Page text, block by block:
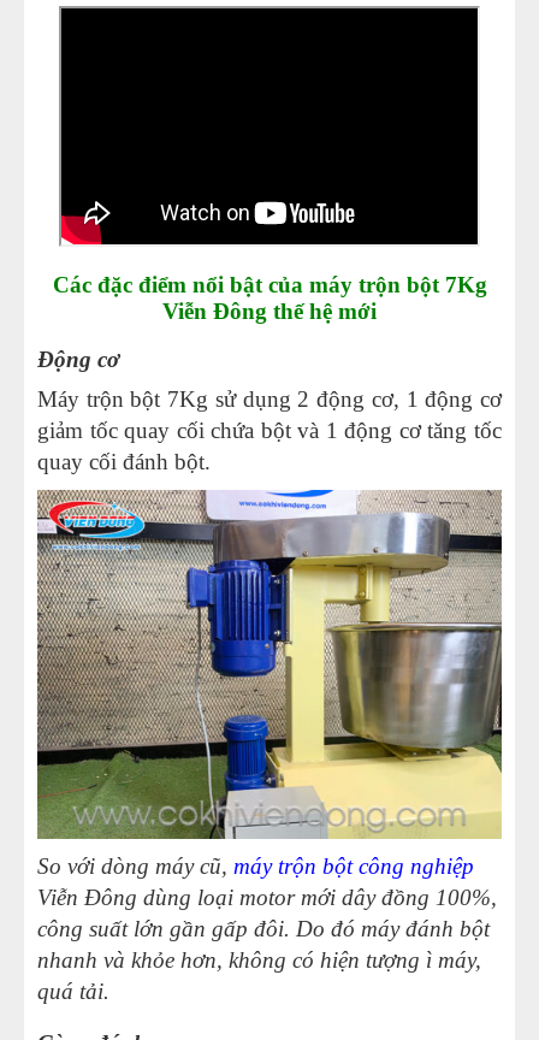
Các đặc điểm nổi bật của máy trộn bột 7Kg
Viễn Đông thế hệ mới
Động cơ
Máy trộn bột 7Kg sử dụng 2 động cơ, 1 động cơ
giảm tốc quay cối chứa bột và 1 động cơ tăng tốc
quay cối đánh bột.
So với dòng máy cũ, máy trộn bột công nghiệp
Viễn Đông dùng loại motor mới dây đồng 100%,
công suất lớn gần gấp đôi. Do đó máy đánh bột
nhanh và khỏe hơn, không có hiện tượng ì máy,
quá tải.